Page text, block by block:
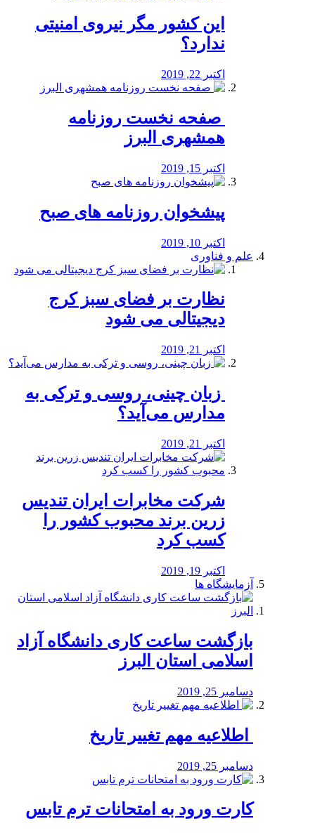
این کشور مگر نیروی امنیتی
ندارد؟
اکتبر 22, 2019
️ صفحه نخست روزنامه‌
همشهری البرز
اکتبر 15, 2019
پیشخوان روزنامه های صبح
اکتبر 10, 2019
علم و فناوری
نظارت بر فضای سبز کرج
دیجیتالی می شود
اکتبر 21, 2019
️ زبان چینی، روسی و ترکی به
مدارس می‌آید؟
اکتبر 21, 2019
شرکت مخابرات ایران تندیس
زرین برند محبوب کشور را
کسب کرد
اکتبر 19, 2019
آزمایشگاه ها
بازگشت ساعت کاری دانشگاه آزاد
اسلامی استان البرز
دسامبر 25, 2019
️ اطلاعیه مهم تغییر تاریخ
دسامبر 25, 2019
کارت ورود به امتحانات ترم تابس